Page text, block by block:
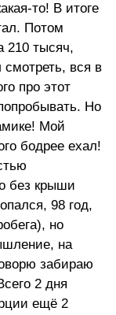
то! В итоге
Потом
210 тысяч,
вся в
про этот
Но
Мой
бодрее ехал!
без крыши
98 год,
но
на
забираю
2 дня
ещё 2